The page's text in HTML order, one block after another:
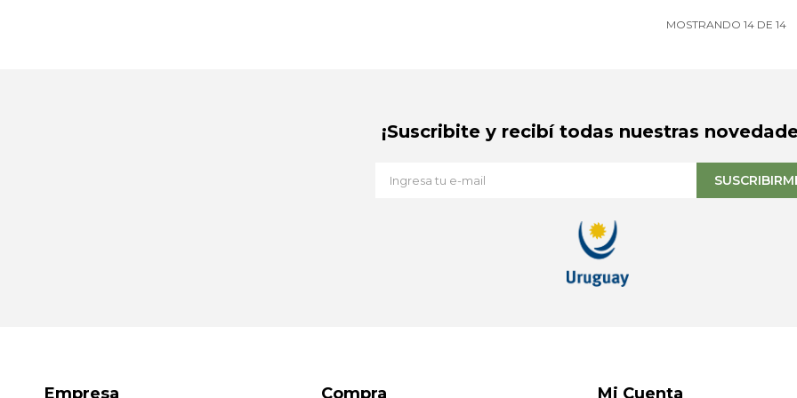
MOSTRANDO 14DE 14
Empresa Compra Mi Cuenta
¡Suscribite y recibí todas nuestras